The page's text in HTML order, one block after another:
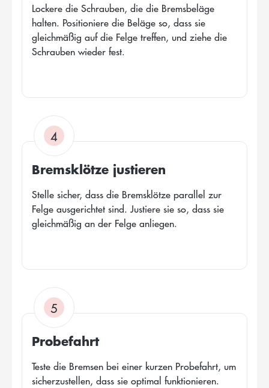
Lockere die Schrauben, die die Bremsbeläge
halten. Positioniere die Beläge so, dass sie
gleichmäßig auf die Felge treffen, und ziehe die
Schrauben wieder fest.
4
Bremsklötze justieren
Stelle sicher, dass die Bremsklötze parallel zur
Felge ausgerichtet sind. Justiere sie so, dass sie
gleichmäßig an der Felge anliegen.
5
Probefahrt
Teste die Bremsen bei einer kurzen Probefahrt, um
sicherzustellen, dass sie optimal funktionieren.